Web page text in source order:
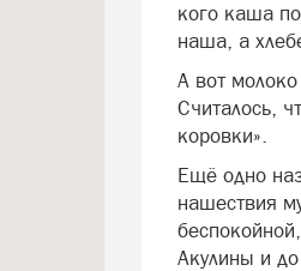
кого каша
наша, а
А вот
Считалось,
коровки».
Ещё одно
нашествия
Акулины и